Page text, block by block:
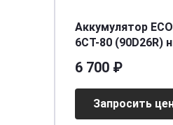
Аккумулятор
6СТ-80 (90D26R) ниж.креп.
6 700 ₽
Запросить